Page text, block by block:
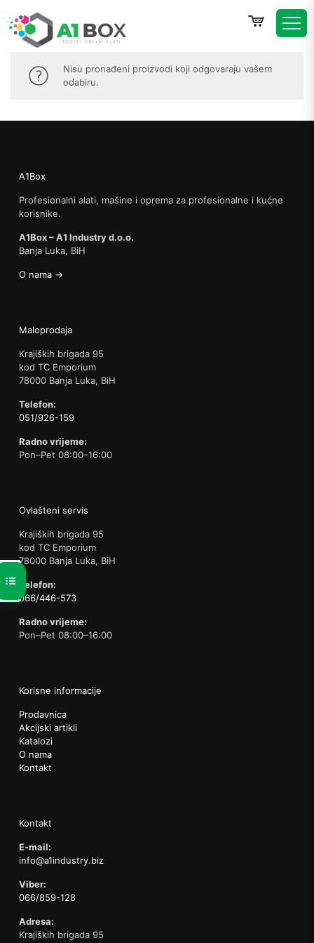
Nisu pronađeni proizvodi koji odgovaraju vašem
odabiru.
A1Box
Profesionalni alati, mašine i oprema za profesionalne i kućne
korisnike.
A1Box – A1 Industry d.o.o.
Banja Luka, BiH
O nama →
Maloprodaja
Krajiških brigada 95
kod TC Emporium
78000 Banja Luka, BiH
Telefon:
051/926-159
Radno vrijeme:
Pon–Pet 08:00–16:00
Ovlašteni servis
Krajiških brigada 95
kod TC Emporium
78000 Banja Luka, BiH
Telefon:
066/446-573
Radno vrijeme:
Pon–Pet 08:00–16:00
Korisne informacije
Prodavnica
Akcijski artikli
Katalozi
O nama
Kontakt
Kontakt
E-mail:
info@a1industry.biz
Viber:
066/859-128
Adresa:
Krajiških brigada 95